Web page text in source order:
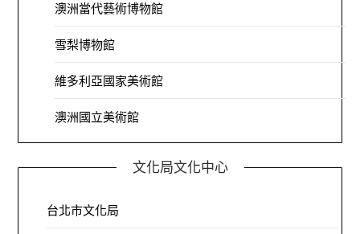
澳洲當代藝術博物館
雪梨博物館
維多利亞國家美術館
澳洲國立美術館
文化局文化中心
台北市文化局